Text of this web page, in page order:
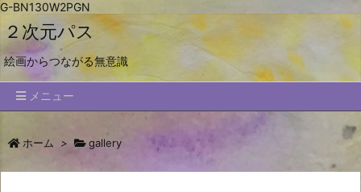
G-BN130W2PGN
２次元パス
絵画からつながる無意識
メニュー
ホーム > gallery